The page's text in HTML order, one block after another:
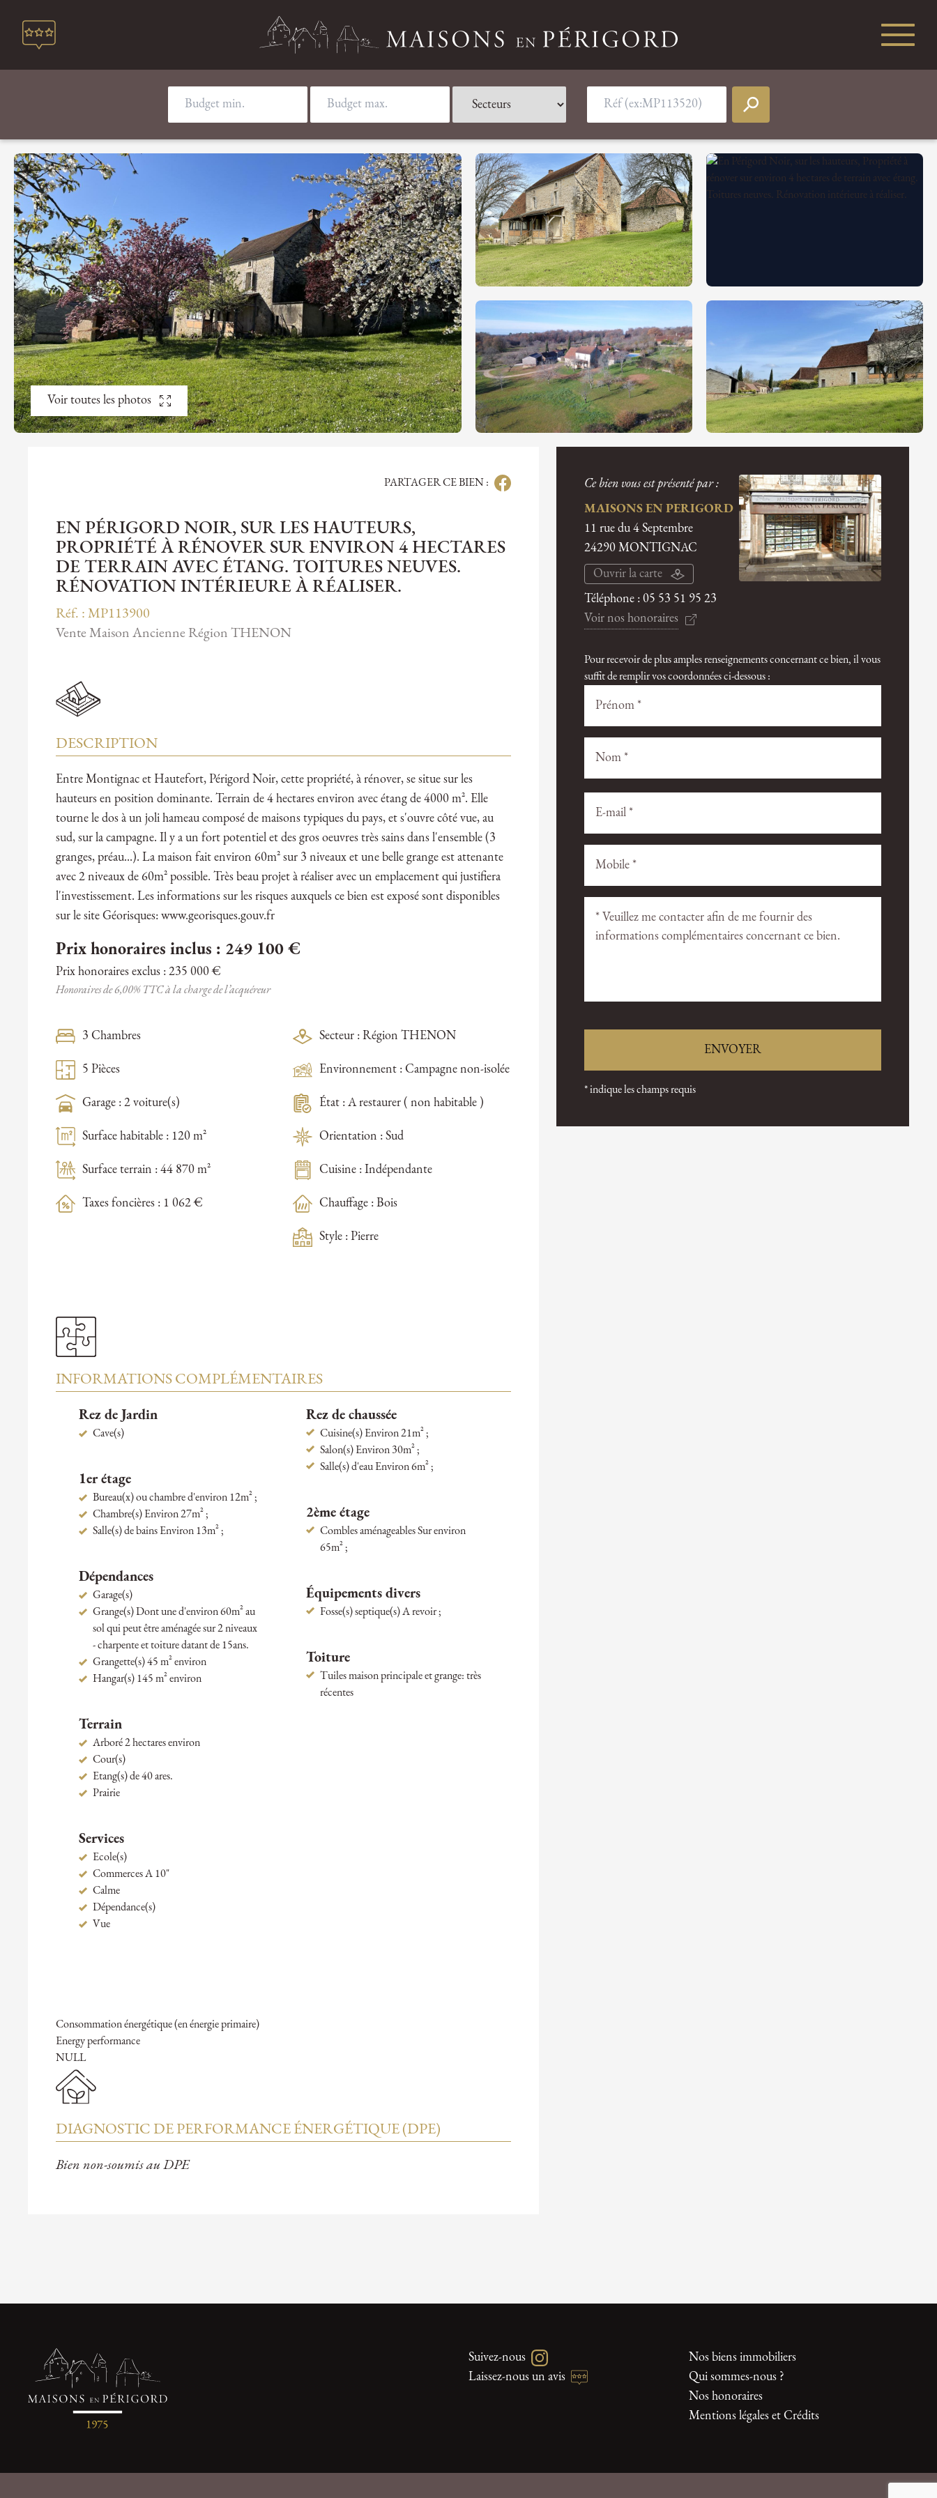
Voir toutes les photos
PARTAGER CE BIEN :
EN PÉRIGORD NOIR, SUR LES HAUTEURS,
PROPRIÉTÉ À RÉNOVER SUR ENVIRON 4 HECTARES
DE TERRAIN AVEC ÉTANG. TOITURES NEUVES.
RÉNOVATION INTÉRIEURE À RÉALISER.
Réf. : MP113900
Vente Maison Ancienne Région THENON
DESCRIPTION
Entre Montignac et Hautefort, Périgord Noir, cette propriété, à rénover, se situe sur les
hauteurs en position dominante. Terrain de 4 hectares environ avec étang de 4000 m². Elle
tourne le dos à un joli hameau composé de maisons typiques du pays, et s'ouvre côté vue, au
sud, sur la campagne. Il y a un fort potentiel et des gros oeuvres très sains dans l'ensemble (3
granges, préau...). La maison fait environ 60m² sur 3 niveaux et une belle grange est attenante
avec 2 niveaux de 60m² possible. Très beau projet à réaliser avec un emplacement qui justifiera
l'investissement. Les informations sur les risques auxquels ce bien est exposé sont disponibles
sur le site Géorisques: www.georisques.gouv.fr
Prix honoraires inclus : 249 100 €
Prix honoraires exclus : 235 000 €
Honoraires de 6,00% TTC à la charge de l’acquéreur
3 Chambres
5 Pièces
Garage : 2 voiture(s)
Surface habitable : 120 m²
Surface terrain : 44 870 m²
Taxes foncières : 1 062 €
Secteur : Région THENON
Environnement : Campagne non-isolée
État : A restaurer ( non habitable )
Orientation : Sud
Cuisine : Indépendante
Chauffage : Bois
Style : Pierre
INFORMATIONS COMPLÉMENTAIRES
Rez de Jardin
Cave(s)
1er étage
Bureau(x) ou chambre d'environ 12m² ;
Chambre(s) Environ 27m² ;
Salle(s) de bains Environ 13m² ;
Dépendances
Garage(s)
Grange(s) Dont une d'environ 60m² au
sol qui peut être aménagée sur 2 niveaux
- charpente et toiture datant de 15ans.
Grangette(s) 45 m² environ
Hangar(s) 145 m² environ
Terrain
Arboré 2 hectares environ
Cour(s)
Etang(s) de 40 ares.
Prairie
Services
Ecole(s)
Commerces A 10"
Calme
Dépendance(s)
Vue
Rez de chaussée
Cuisine(s) Environ 21m² ;
Salon(s) Environ 30m² ;
Salle(s) d'eau Environ 6m² ;
2ème étage
Combles aménageables Sur environ
65m² ;
Équipements divers
Fosse(s) septique(s) A revoir ;
Toiture
Tuiles maison principale et grange: très
récentes
Consommation énergétique (en énergie primaire)
Energy performance
NULL
DIAGNOSTIC DE PERFORMANCE ÉNERGÉTIQUE (DPE)
Bien non-soumis au DPE
Ce bien vous est présenté par :
MAISONS EN PERIGORD
11 rue du 4 Septembre
24290 MONTIGNAC
Ouvrir la carte
Téléphone :05 53 51 95 23
Voir nos honoraires
Pour recevoir de plus amples renseignements concernant ce bien, il vous
suffit de remplir vos coordonnées ci-dessous :
laisser
ce
vide.
laisser
ce
vide.
* indique les champs requis
Suivez-nous
Laissez-nous un avis
Nos biens immobiliers
Qui sommes-nous ?
Nos honoraires
Mentions légales et Crédits